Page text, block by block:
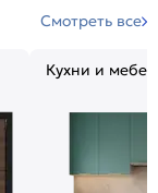
Смотреть все
Кухни и